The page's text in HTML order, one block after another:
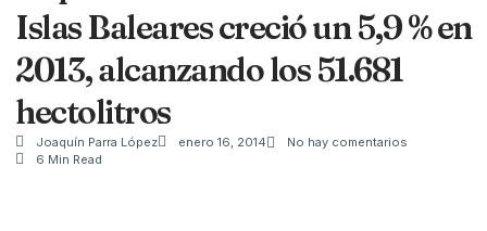
Islas Baleares creció un 5,9 % en
2013, alcanzando los 51.681
hectolitros
Joaquín Parra López enero 16, 2014
No hay comentarios
6 Min Read